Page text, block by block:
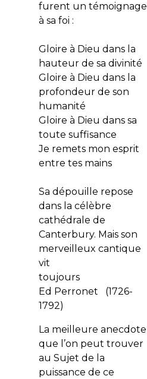
furent un témoignage
à sa foi :
Gloire à Dieu dans la
hauteur de sa divinité
Gloire à Dieu dans la
profondeur de son
humanité
Gloire à Dieu dans sa
toute suffisance
Je remets mon esprit
entre tes mains
Sa dépouille repose
dans la célèbre
cathédrale de
Canterbury. Mais son
merveilleux cantique
vit
toujours
Ed Perronet (1726-
1792)
La meilleure anecdote
que l’on peut trouver
au Sujet de la
puissance de ce